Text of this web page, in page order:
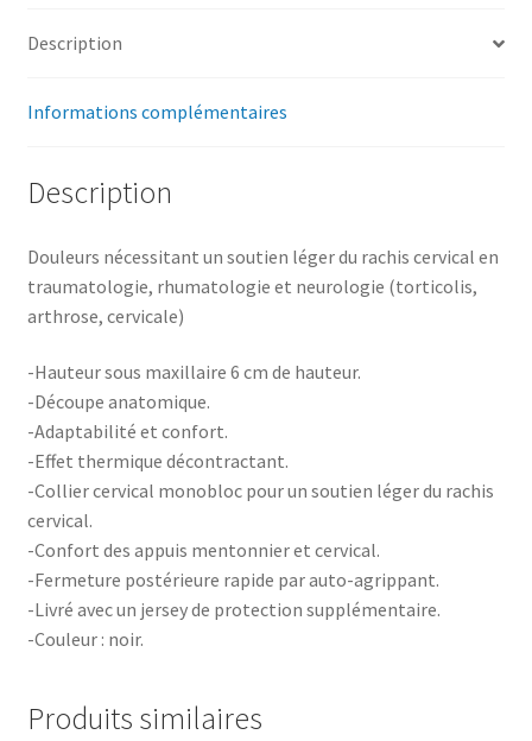
Description
Informations complémentaires
Description
Douleurs nécessitant un soutien léger du rachis cervical en
traumatologie, rhumatologie et neurologie (torticolis,
arthrose, cervicale)
-Hauteur sous maxillaire 6 cm de hauteur.
-Découpe anatomique.
-Adaptabilité et confort.
-Effet thermique décontractant.
-Collier cervical monobloc pour un soutien léger du rachis
cervical.
-Confort des appuis mentonnier et cervical.
-Fermeture postérieure rapide par auto-agrippant.
-Livré avec un jersey de protection supplémentaire.
-Couleur : noir.
Produits similaires